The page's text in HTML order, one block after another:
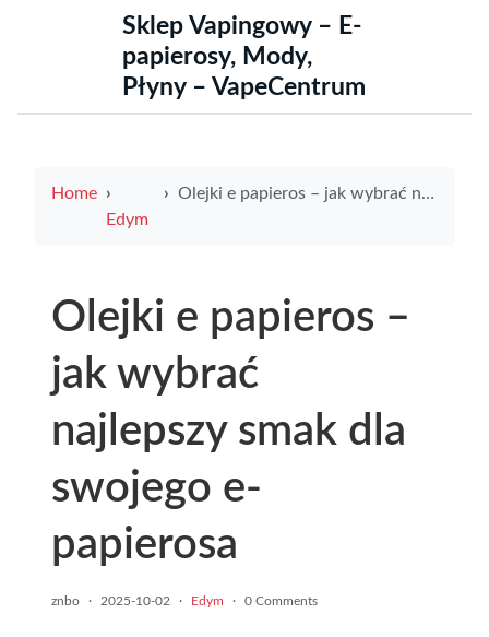
Sklep Vapingowy – E-
papierosy, Mody,
Płyny – VapeCentrum
Home
Edym
Olejki e papieros – jak wybrać najlepszy smak dla swojego e-papierosa
Olejki e papieros –
jak wybrać
najlepszy smak dla
swojego e-
papierosa
znbo · 2025-10-02 · Edym · 0 Comments